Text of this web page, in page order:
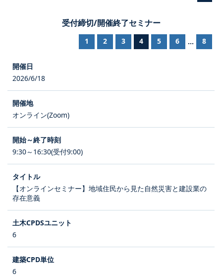
受付締切/開催終了セミナー
1 2 3 4 5 6 ... 8
2026/6/18
オンライン(Zoom)
9:30～16:30(受付9:00)
【オンラインセミナー】地域住民から見た自然災害と建設業の
存在意義
6
6